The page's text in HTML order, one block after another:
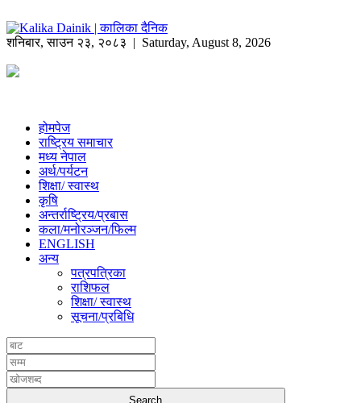
शनिबार,साउन २३, २०८३ | Saturday, August 8, 2026
होमपेज
राष्ट्रिय समाचार
मध्य नेपाल
अर्थ/पर्यटन
शिक्षा/ स्वास्थ
कृषि
अन्तर्राष्ट्रिय/प्रबास
कला/मनोरञ्जन/फिल्म
ENGLISH
अन्य
पत्रपत्रिका
राशिफल
शिक्षा/ स्वास्थ
सूचना/प्रबिधि